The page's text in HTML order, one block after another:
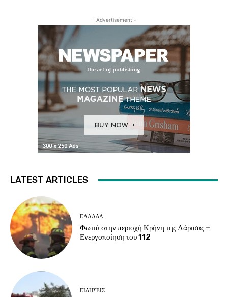
- Advertisement -
LATEST ARTICLES
ΕΛΛΑΔΑ
Φωτιά στην περιοχή Κρήνη της Λάρισας –
Ενεργοποίηση του 112
ΕΙΔΗΣΕΙΣ